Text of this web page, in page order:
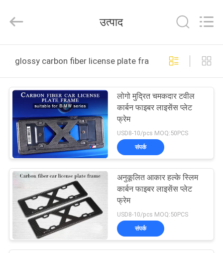
उत्पादों
वीडियो
वीआर
शो
हमारे
Technology
Rights
उत्पाद
glossy carbon fiber license plate frame ऑनलाइन निर्माण
लोगो मुद्रित चमकदार टवील
कार्बन फाइबर लाइसेंस प्लेट
फ्रेम
USD8-10/pcs MOQ:50PCS
संपर्क
अनुकूलित आकार हल्के स्लिम
कार्बन फाइबर लाइसेंस प्लेट
फ्रेम
USD8-10/pcs MOQ:50PCS
संपर्क